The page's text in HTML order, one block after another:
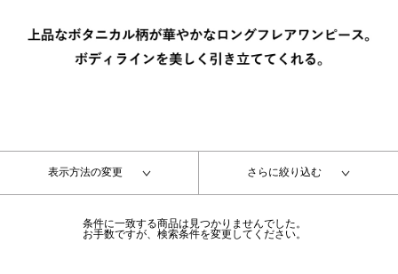
表示方法の変更 さらに絞り込む
条件に一致する商品は見つかりませんでした。
お手数ですが、検索条件を変更してください。